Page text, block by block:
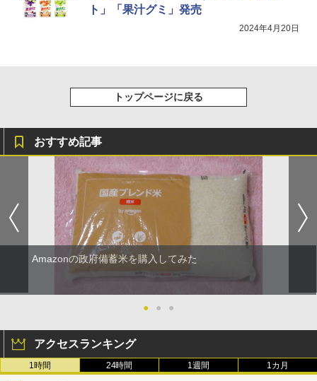
ト」「果汁グミ」発売
2024年4月20日
トップページに戻る
おすすめ記事
Amazonの政府備蓄米を購入してみた
● ● ●
アクセスランキング
1時間 24時間 1週間 1カ月